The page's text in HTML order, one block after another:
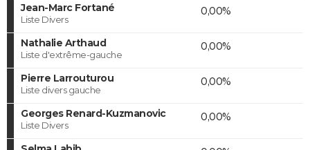
Jean-Marc Fortané
Liste Divers
0,00%
Nathalie Arthaud
Liste d'extrême-gauche
0,00%
Pierre Larrouturou
Liste divers gauche
0,00%
Georges Renard-Kuzmanovic
Liste Divers
0,00%